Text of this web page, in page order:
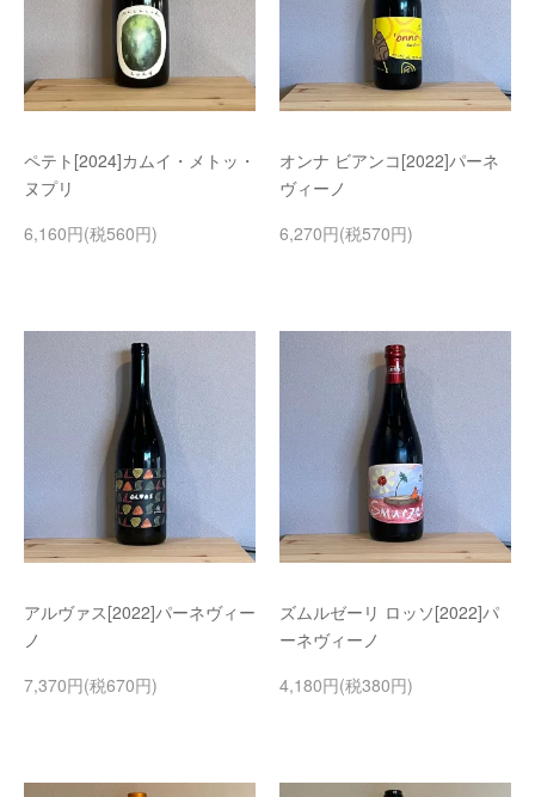
ペテト[2024]カムイ・メトッ・
ヌプリ
6,160円(税560円)
オンナ ビアンコ[2022]パーネ
ヴィーノ
6,270円(税570円)
アルヴァス[2022]パーネヴィー
ノ
7,370円(税670円)
ズムルゼーリ ロッソ[2022]パ
ーネヴィーノ
4,180円(税380円)